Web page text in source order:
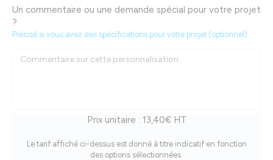
Un commentaire ou une demande spécial pour votre projet
?
Précisé si vous avez des spécifications pour votre projet (optionnel)
Prix unitaire : 13,40€ HT
Le tarif affiché ci-dessus est donné à titre indicatif en fonction
des options sélectionnées.